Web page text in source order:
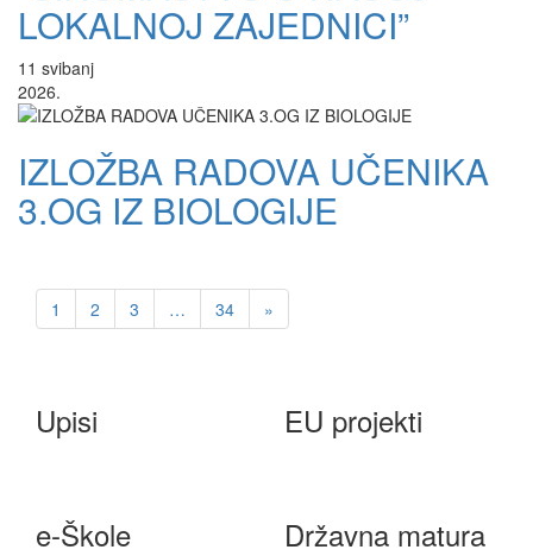
LOKALNOJ ZAJEDNICI”
11 svibanj
2026.
IZLOŽBA RADOVA UČENIKA
3.OG IZ BIOLOGIJE
1 2 3 … 34 »
Upisi EU projekti
e-Škole Državna matura